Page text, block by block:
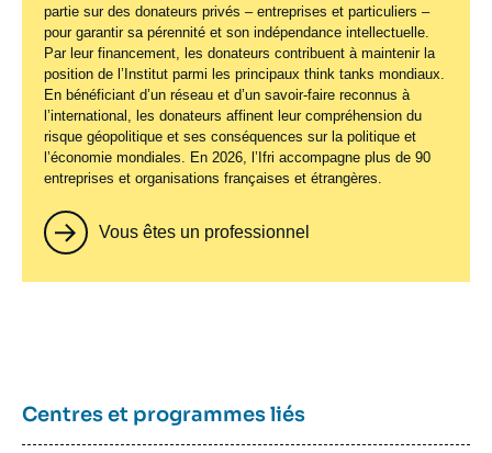
partie sur des donateurs privés – entreprises et particuliers –
pour garantir sa pérennité et son indépendance intellectuelle.
Par leur financement, les donateurs contribuent à maintenir la
position de l’Institut parmi les principaux think tanks mondiaux.
En bénéficiant d’un réseau et d’un savoir-faire reconnus à
l’international, les donateurs affinent leur compréhension du
risque géopolitique et ses conséquences sur la politique et
l’économie mondiales. En 2026, l’Ifri accompagne plus de 90
entreprises et organisations françaises et étrangères.
Vous êtes un professionnel
Centres et programmes liés